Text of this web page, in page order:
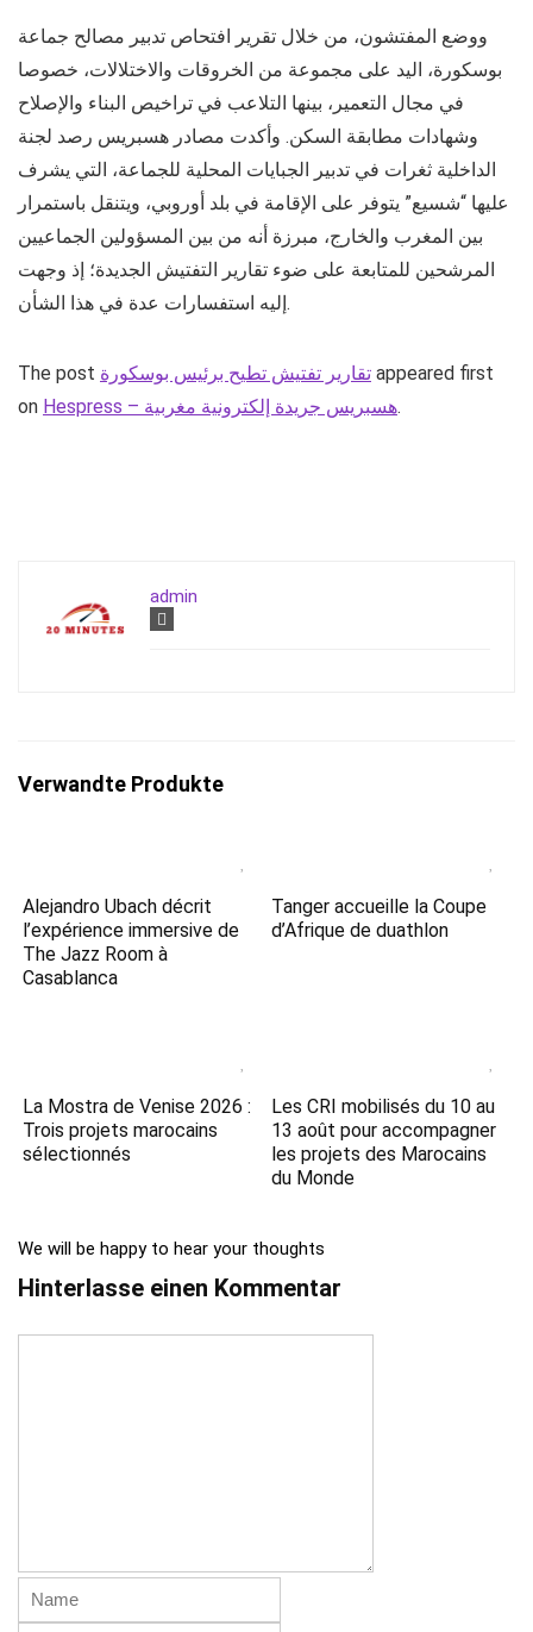
ووضع المفتشون، من خلال تقرير افتحاص تدبير مصالح جماعة
بوسكورة، اليد على مجموعة من الخروقات والاختلالات، خصوصا
في مجال التعمير، بينها التلاعب في تراخيص البناء والإصلاح
وشهادات مطابقة السكن. وأكدت مصادر هسبريس رصد لجنة
الداخلية ثغرات في تدبير الجبايات المحلية للجماعة، التي يشرف
عليها “شسيع” يتوفر على الإقامة في بلد أوروبي، ويتنقل باستمرار
بين المغرب والخارج، مبرزة أنه من بين المسؤولين الجماعيين
المرشحين للمتابعة على ضوء تقارير التفتيش الجديدة؛ إذ وجهت
إليه استفسارات عدة في هذا الشأن.
The post تقارير تفتيش تطيح برئيس بوسكورة appeared first
on
Hespress – هسبريس جريدة إلكترونية مغربية.
admin
Verwandte Produkte
Alejandro Ubach décrit
l’expérience immersive de
The Jazz Room à
Casablanca
Tanger accueille la Coupe
d’Afrique de duathlon
La Mostra de Venise 2026 :
Trois projets marocains
sélectionnés
Les CRI mobilisés du 10 au
13 août pour accompagner
les projets des Marocains
du Monde
We will be happy to hear your thoughts
Hinterlasse einen Kommentar